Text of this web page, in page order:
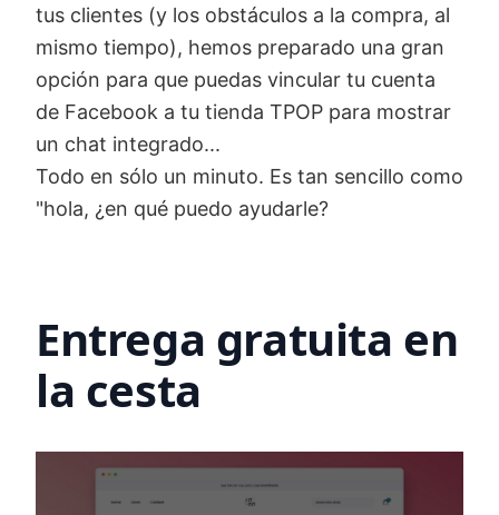
tus clientes (y los obstáculos a la compra, al
mismo tiempo), hemos preparado una gran
opción para que puedas vincular tu cuenta
de Facebook a tu tienda TPOP para mostrar
un chat integrado...
Todo en sólo un minuto. Es tan sencillo como
"hola, ¿en qué puedo ayudarle?
Entrega gratuita en
la cesta